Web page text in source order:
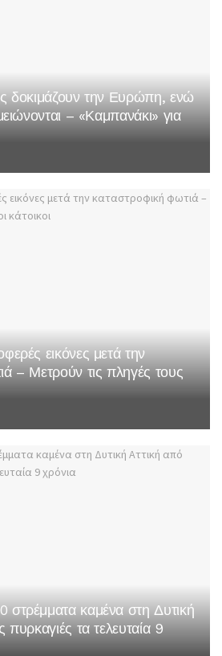
δοκιμάζουν την Ευρώπη, ενώ
– «Καμπανάκι» για
εικόνες μετά την
– Μετρούν τις πληγές τους
καμένα στη Δυτική
πυρκαγιές τα τελευταία 9